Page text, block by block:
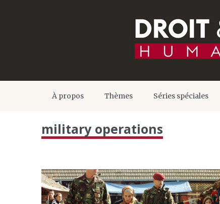
À propos Thèmes Séries spéciales
military operations